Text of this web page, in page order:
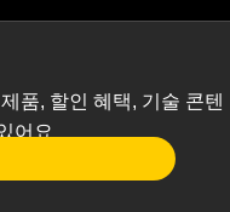
품, 할인 혜택, 기술 콘텐
어요